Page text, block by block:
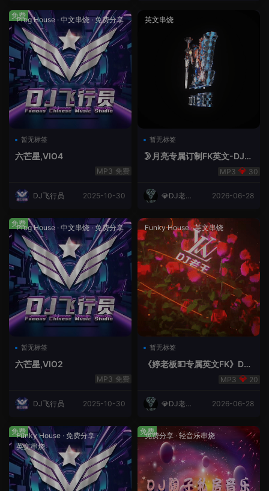
Prog House · 中文串烧·免费分享
暂无标签
六芒星,VIO4
免费
DJ飞行员 2025-10-30
免费 英文串烧
暂无标签
🌛月亮专属订制FK英文-DJ老
30
💎DJ老王
2026-06-28
Prog House · 中文串烧·免费分享
暂无标签
六芒星,VIO2
免费
DJ飞行员 2025-10-30
免费 Funky House·英文串烧
暂无标签
《婷老板💵专属英文FK》DJ
20
💎DJ老王
2026-06-28
Funky House · 免费分享·
英文串烧
免费 免费分享 ·轻音乐串烧
免费